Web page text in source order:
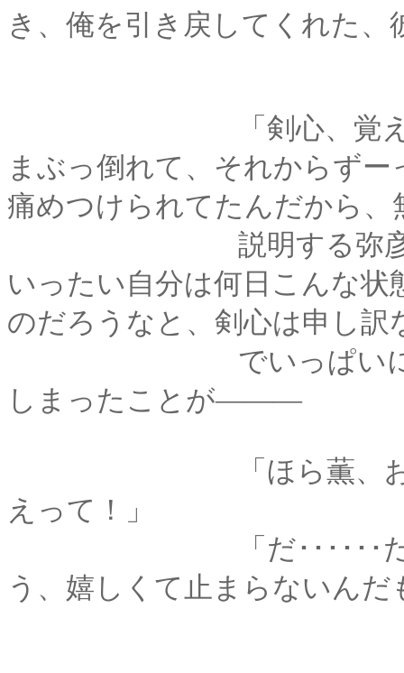
き、俺を引き戻してくれた、
「剣心、覚えてるか
まぶっ倒れて、それからず
痛めつけられてたんだから、
説明する弥彦の声に
いったい自分は何日こんな
のだろうなと、剣心は申し訳
でいっぱいになる。
しまったことが―――
「ほら薫、お前も泣
えって！」
「だ･･････だって
う、嬉しくて止まらないんだ